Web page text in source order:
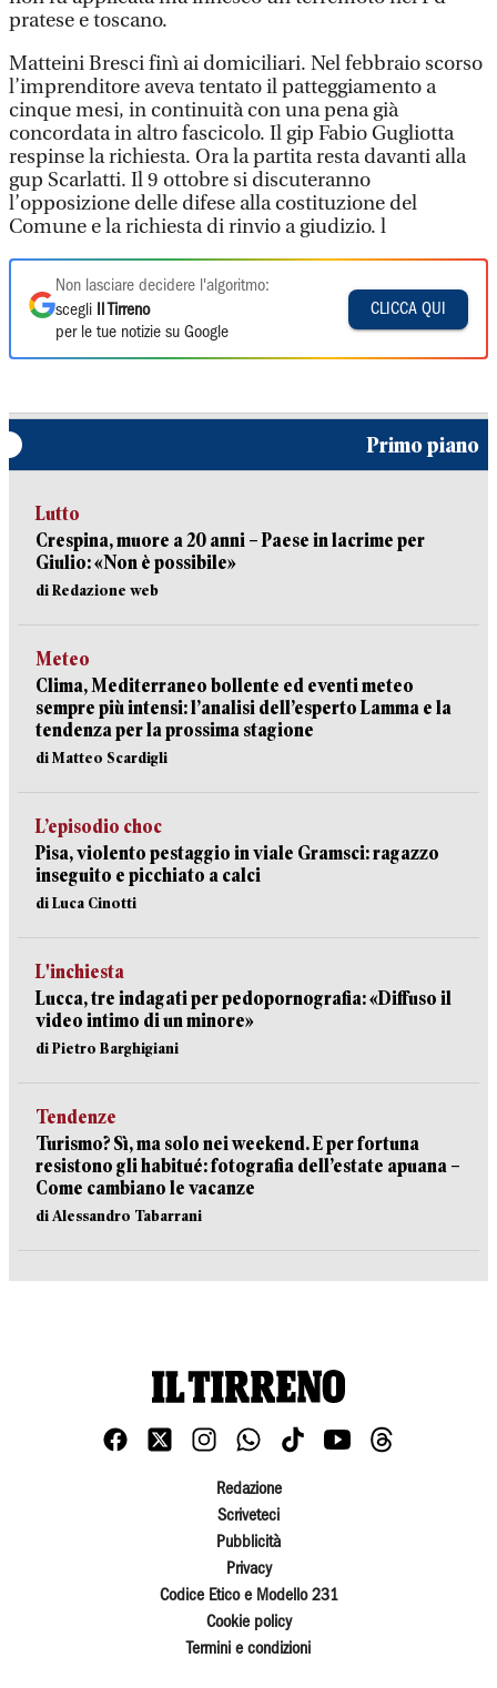
pratese e toscano.
Matteini Bresci finì ai domiciliari. Nel febbraio scorso
l’imprenditore aveva tentato il patteggiamento a
cinque mesi, in continuità con una pena già
concordata in altro fascicolo. Il gip Fabio Gugliotta
respinse la richiesta. Ora la partita resta davanti alla
gup Scarlatti. Il 9 ottobre si discuteranno
l’opposizione delle difese alla costituzione del
Comune e la richiesta di rinvio a giudizio. l
Non lasciare decidere l'algoritmo:
scegli
Il Tirreno
per le tue notizie su Google
CLICCA QUI
Primo piano
Lutto
Crespina, muore a 20 anni – Paese in lacrime per
Giulio: «Non è possibile»
di Redazione web
Meteo
Clima, Mediterraneo bollente ed eventi meteo
sempre più intensi: l’analisi dell’esperto Lamma e la
tendenza per la prossima stagione
di Matteo Scardigli
L’episodio choc
Pisa, violento pestaggio in viale Gramsci: ragazzo
inseguito e picchiato a calci
di Luca Cinotti
L'inchiesta
Lucca, tre indagati per pedopornografia: «Diffuso il
video intimo di un minore»
di Pietro Barghigiani
Tendenze
Turismo? Sì, ma solo nei weekend. E per fortuna
resistono gli habitué: fotografia dell’estate apuana –
Come cambiano le vacanze
di Alessandro Tabarrani
Redazione
Scriveteci
Pubblicità
Privacy
Codice Etico e Modello 231
Cookie policy
Termini e condizioni